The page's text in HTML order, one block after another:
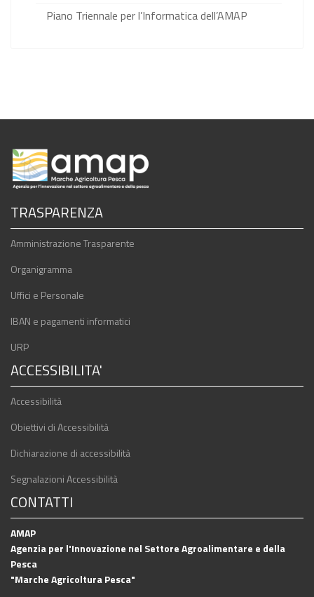
Piano Triennale per l’Informatica dell’AMAP
TRASPARENZA
Amministrazione Trasparente
Organigramma
Uffici e Personale
IBAN e pagamenti informatici
URP
ACCESSIBILITA'
Accessibilità
Obiettivi di Accessibilità
Dichiarazione di accessibilità
Segnalazioni Accessibilità
CONTATTI
AMAP
Agenzia per l'Innovazione nel Settore Agroalimentare e della
Pesca
"Marche Agricoltura Pesca"